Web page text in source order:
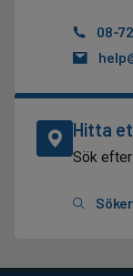
08-
Hitta
Sök